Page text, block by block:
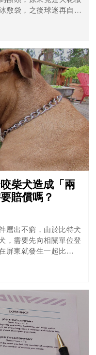
敷袋，之後球迷再自行
柴犬造成「兩
賠償嗎？
層出不窮，由於比特犬
，需要先向相關單位登
屏東就發生一起比特犬
狗分開，比特犬仍緊咬